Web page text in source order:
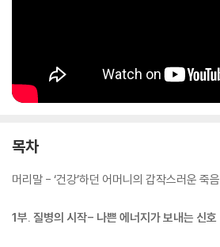
목차
머리말 - ‘건강’하던 어머니의 갑작스러운 죽음
1부. 질병의 시작- 나쁜 에너지가 보내는 신호